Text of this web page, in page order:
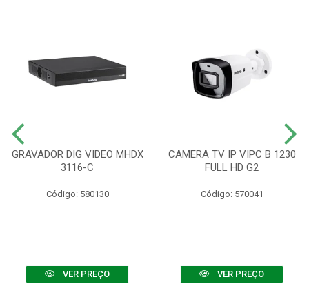
GRAVADOR DIG VIDEO MHDX
3116-C
Código: 580130
VER PREÇO
CAMERA TV IP VIPC B 1230
FULL HD G2
Código: 570041
VER PREÇO